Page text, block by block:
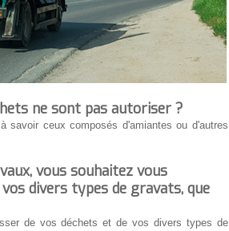
ne sont pas autoriser ?
savoir ceux composés d'amiantes ou d'autres
vous souhaitez vous
divers types de gravats, que
de vos déchets et de vos divers types de